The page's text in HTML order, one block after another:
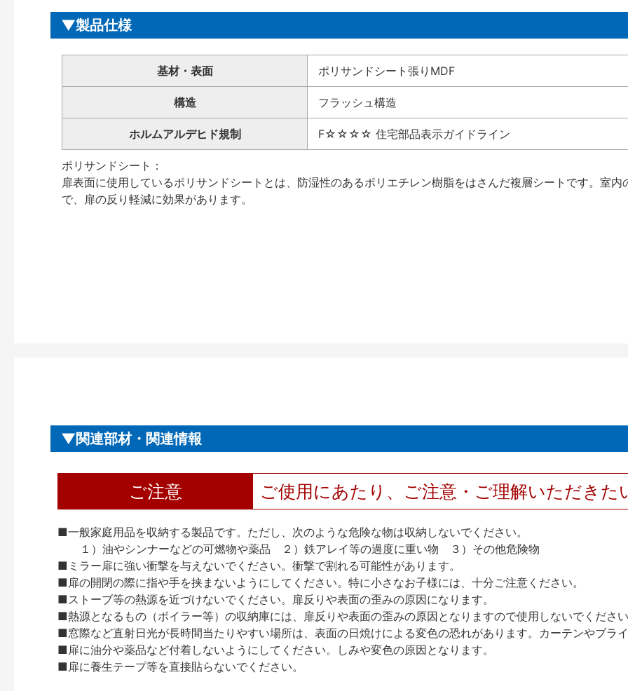
製品仕様
基材・表面 ポリサンドシート張りMDF
構造 フラッシュ構造
ホルムアルデヒド規制 F☆☆☆☆ 住宅部品表示ガイドライン
ポリサンドシート：
扉表面に使用しているポリサンドシートとは、防湿性のあるポリエチレン樹脂をはさんだ複層シートです。室
で、扉の反り軽減に効果があります。
関連部材・関連情報
ご注意 ご使用にあたり、ご注意・ご理解いただきた
■一般家庭用品を収納する製品です。ただし、次のような危険な物は収納しないでください。
１）油やシンナーなどの可燃物や薬品 ２）鉄アレイ等の過度に重い物 ３）その他危険物
■ミラー扉に強い衝撃を与えないでください。衝撃で割れる可能性があります。
■扉の開閉の際に指や手を挟まないようにしてください。特に小さなお子様には、十分ご注意ください。
■ストーブ等の熱源を近づけないでください。扉反りや表面の歪みの原因になります。
■熱源となるもの（ボイラー等）の収納庫には、扉反りや表面の歪みの原因となりますので使用しないでください
■窓際など直射日光が長時間当たりやすい場所は、表面の日焼けによる変色の恐れがあります。カーテンやブラ
■扉に油分や薬品など付着しないようにしてください。しみや変色の原因となります。
■扉に養生テープ等を直接貼らないでください。